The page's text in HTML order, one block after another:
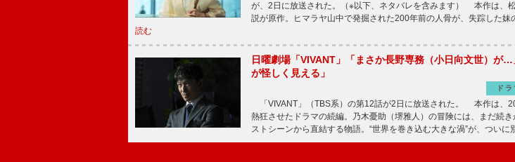
が、2日に放送された。（※以下、ネタバレを含みます） 本作は、
説が原作。ヒマラヤ山中で発掘された200年前の人骨が、失踪した
読む
日曜劇場「VIVANT」「まさか長野専務（小日向文世）が
が怪しく見える」
ドラ
「VIVANT」（TBS系）の第12話が2日に放送された。 本作は、
熱狂させたドラマの続編。乃木憂助（堺雅人）の冒険には、まだ続き
ストシーンから直結する物語。“世界を巻き込む大きな渦”が、ついに